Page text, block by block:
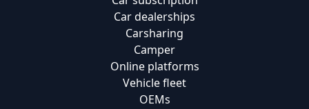
Car dealerships
Carsharing
Camper
Online platforms
Vehicle fleet
OEMs